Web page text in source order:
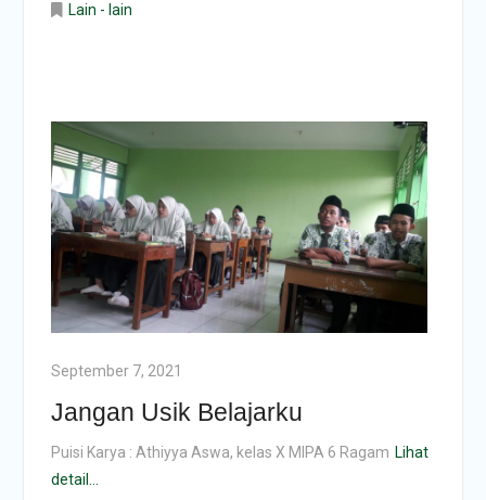
Lain - lain
September 7, 2021
Jangan Usik Belajarku
Puisi Karya : Athiyya Aswa, kelas X MIPA 6 Ragam Lihat
detail...